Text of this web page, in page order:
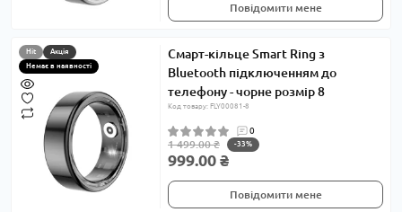
Повідомити мене
Hit
Акція
Немає в наявності
Смарт-кільце Smart Ring з
Bluetooth підключенням до
телефону - чорне розмір 8
Код товару: FLY00081-8
0
1 499.00 ₴ -33%
999.00 ₴
Повідомити мене